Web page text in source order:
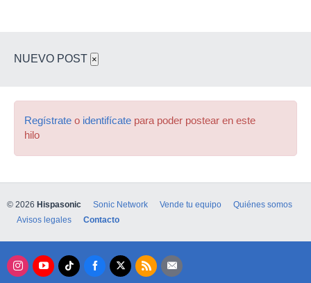
NUEVO POST ×
Regístrate o identifícate para poder postear en este
hilo
© 2026 Hispasonic Sonic Network Vende tu equipo
Quiénes somos
Avisos legales
Contacto